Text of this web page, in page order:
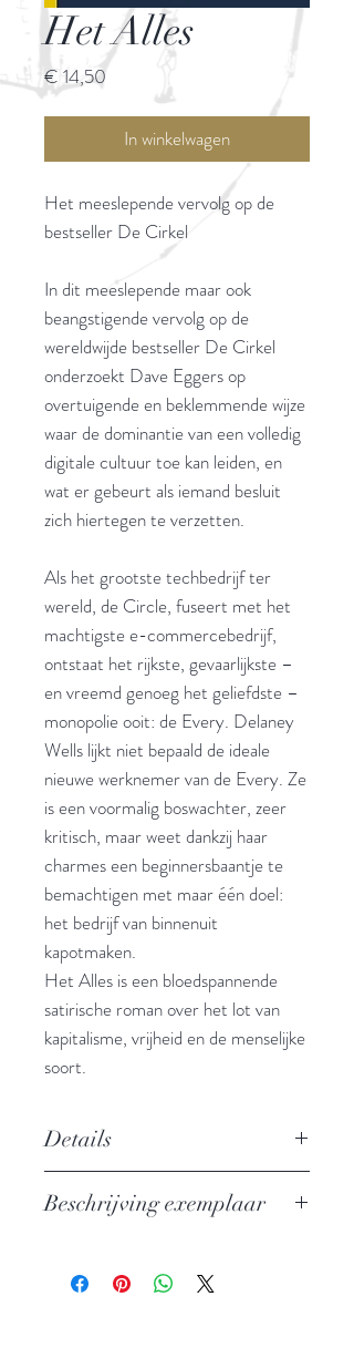
Het Alles
€ 14,50Prijs
In winkelwagen
Het meeslepende vervolg op de
bestseller De Cirkel
In dit meeslepende maar ook
beangstigende vervolg op de
wereldwijde bestseller De Cirkel
onderzoekt Dave Eggers op
overtuigende en beklemmende wijze
waar de dominantie van een volledig
digitale cultuur toe kan leiden, en
wat er gebeurt als iemand besluit
zich hiertegen te verzetten.
Als het grootste techbedrijf ter
wereld, de Circle, fuseert met het
machtigste e-commercebedrijf,
ontstaat het rijkste, gevaarlijkste –
en vreemd genoeg het geliefdste –
monopolie ooit: de Every. Delaney
Wells lijkt niet bepaald de ideale
nieuwe werknemer van de Every. Ze
is een voormalig boswachter, zeer
kritisch, maar weet dankzij haar
charmes een beginnersbaantje te
bemachtigen met maar één doel:
het bedrijf van binnenuit
kapotmaken.
Het Alles is een bloedspannende
satirische roman over het lot van
kapitalisme, vrijheid en de menselijke
soort.
Details
Uitgever: De Bezige Bij
Bindwijze: Paperback
Beschrijving exemplaar